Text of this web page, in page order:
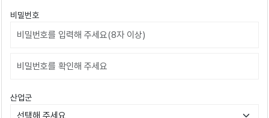
비밀번호
비밀번호확인
산업군